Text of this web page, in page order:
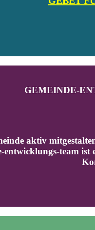
GEMEINDE-
aktiv
entwicklungs-team